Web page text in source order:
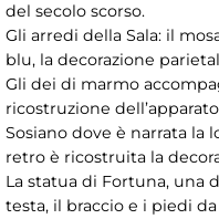
del secolo scorso.
Gli arredi della Sala: il
blu, la decorazione
Gli dei di marmo
ricostruzione
Sosiano dove è narrata la
retro è ricostruita la
La statua di Fortuna, una
testa, il braccio e i piedi